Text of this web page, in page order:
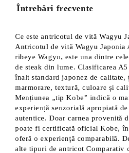
Întrebări frecvente
Ce este antricotul de vită Wagyu
Antricotul de vită Wagyu Japonia
ribeye Wagyu, este una dintre
de steak din lume. Clasificarea
înalt standard japonez de calitate,
marmorare, textură, culoare și
Mențiunea „tip Kobe” indică o
experiență senzorială apropiată
autentice. Doar carnea provenită
poate fi certificată oficial Kobe,
oferă o experiență comparabilă.
alte tipuri de antricot Comparativ